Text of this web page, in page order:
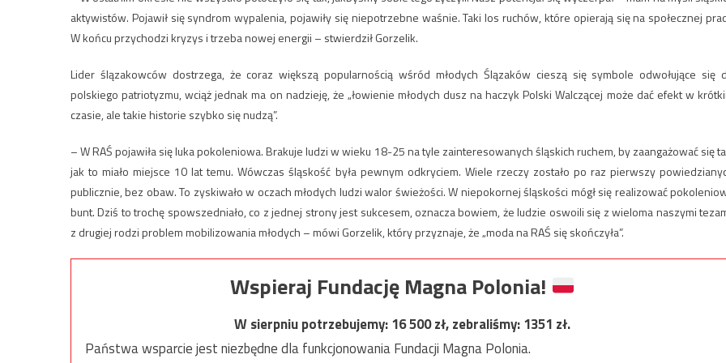
aktywistów. Pojawił się syndrom wypalenia, pojawiły się niepotrzebne waśnie. Taki los ruchów, które opierają się na społecznej
W końcu przychodzi kryzys i trzeba nowej energii – stwierdził Gorzelik.
Lider ślązakowców dostrzega, że coraz większą popularnością wśród młodych Ślązaków cieszą się symbole odwołujące się
polskiego patriotyzmu, wciąż jednak ma on nadzieję, że „łowienie młodych dusz na haczyk Polski Walczącej może dać efekt w
czasie, ale takie historie szybko się nudzą”.
– W RAŚ pojawiła się luka pokoleniowa. Brakuje ludzi w wieku 18-25 na tyle zainteresowanych śląskich ruchem, by zaangażować się
jak to miało miejsce 10 lat temu. Wówczas śląskość była pewnym odkryciem. Wiele rzeczy zostało po raz pierwszy
publicznie, bez obaw. To zyskiwało w oczach młodych ludzi walor świeżości. W niepokornej śląskości mógł się realizować
bunt. Dziś to trochę spowszedniało, co z jednej strony jest sukcesem, oznacza bowiem, że ludzie oswoili się z wieloma naszymi
z drugiej rodzi problem mobilizowania młodych – mówi Gorzelik, który przyznaje, że „moda na RAŚ się skończyła”.
Wspieraj Fundację Magna Polonia!
W sierpniu potrzebujemy:16 500zł, zebraliśmy:1351 zł.
Państwa wsparcie jest niezbędne dla funkcjonowania Fundacji Magna Polonia.